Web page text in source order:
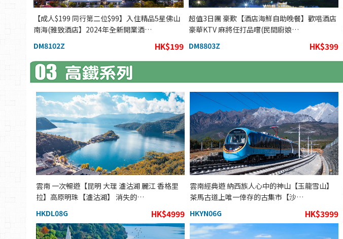
【成人$199 同行第二位$99】入住精品5星佛山
南海(雅致酒店】2024年全新開業酒…
DM8102Z
HK$199
超值3日團 豪歎【酒店海鮮自助晚餐】歡唱酒店
豪華KTV 麻將任打品嚐(民間廚娘…
DM8803Z
HK$399
雲南 一次暢遊【昆明 大理 瀘沽湖 麗江 香格里
拉】高原明珠【瀘沽湖】 消失的…
HKDL08G
HK$4999
雲南經典遊 納西族人心中的神山【玉龍雪山】
茶馬古道上唯一倖存的古集市【沙…
HKYN06G
HK$3999